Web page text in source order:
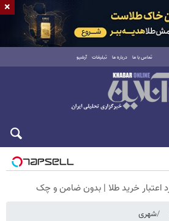
تماس با ما درباره ما تبلیغات آرشیو
شهری
×